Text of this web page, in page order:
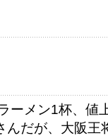
ーメン1杯、値
だが、大阪王